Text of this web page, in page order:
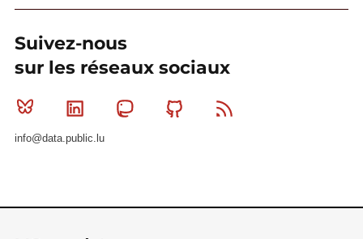
Suivez-nous
sur les réseaux sociaux
Bluesky Linkedin MastodonGithub
info@data.public.lu